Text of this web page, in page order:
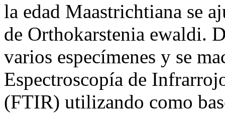
la edad Maastrichtiana se
de Orthokarstenia ewaldi.
varios especímenes y se
Espectroscopía de
(FTIR) utilizando como